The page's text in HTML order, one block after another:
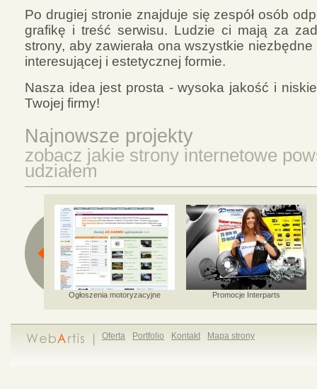
Po drugiej stronie znajduje się zespół osób
grafikę i treść serwisu. Ludzie ci mają za
strony, aby zawierała ona wszystkie
interesującej i estetycznej formie.
Nasza idea jest prosta - wysoka jakość i
Twojej firmy!
Najnowsze projekty
zobacz jakie strony internetowe
udziałem
Ogłoszenia motoryzacyjne Promocje Interparts
Oferta Portfolio Kontakt Mapa strony